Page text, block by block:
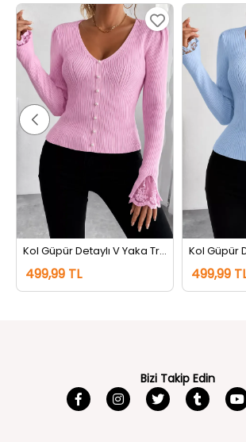
Kol Güpür Detaylı V Yaka Triko Bluz Pembe
499,99 TL 499,99
Bizi Takip Edin